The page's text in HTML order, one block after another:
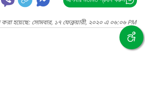
করা হয়েছে: সোমবার, ১৭ ফেব্রুয়ারী, ২০২০ এ ০৬:০৬ PM